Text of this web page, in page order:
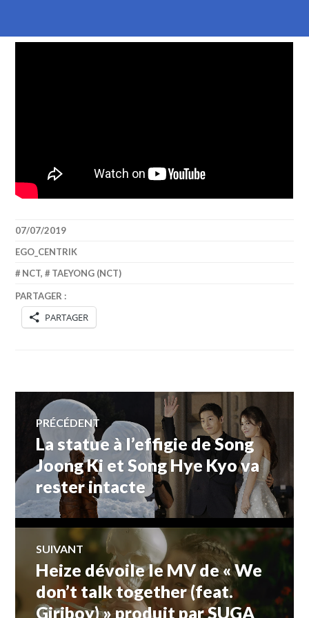
07/07/2019
EGO_CENTRIK
NCT, TAEYONG (NCT)
PARTAGER :
PARTAGER
Navigation
de
l’article
PRÉCÉDENT
Article
précédent :
La statue à l’effigie de Song
Joong Ki et Song Hye Kyo va
rester intacte
SUIVANT
Article
Suivant:
Heize dévoile le MV de « We
don’t talk together (feat.
Giriboy) » produit par SUGA